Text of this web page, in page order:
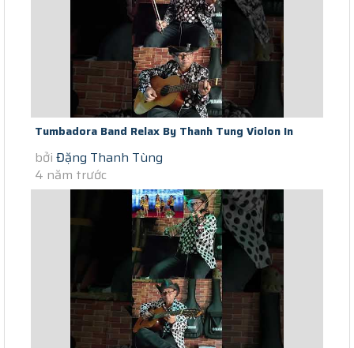
Tumbadora Band Relax By Thanh Tung Violon In
Saigon Social Distance Dancing...
bởi Đặng Thanh Tùng
4 năm trước